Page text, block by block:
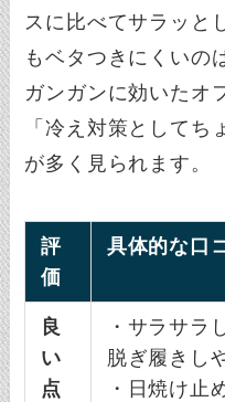
スに比べてサラッと
もベタつきにくいの
ガンガンに効いたオ
「冷え対策としてち
が多く見られます。
評
価
具体的な口
良
い
点
・サラサラ
脱ぎ履きし
・日焼け止